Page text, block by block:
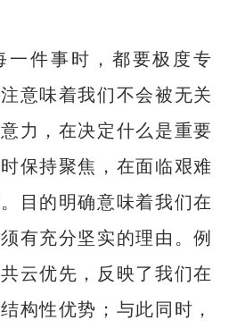
一件事时，都要极度专
意味着我们不会被无关
力，在决定什么是重要
保持聚焦，在面临艰难
目的明确意味着我们在
有充分坚实的理由。例
云优先，反映了我们在
构性优势；与此同时，